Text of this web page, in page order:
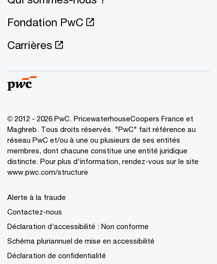
Fondation PwC
Carrières
© 2012 - 2026 PwC. PricewaterhouseCoopers France et
Maghreb. Tous droits réservés. "PwC" fait référence au
réseau PwC et/ou à une ou plusieurs de ses entités
membres, dont chacune constitue une entité juridique
distincte. Pour plus d'information, rendez-vous sur le site
www.pwc.com/structure
Alerte à la fraude
Contactez-nous
Déclaration d’accessibilité : Non conforme
Schéma pluriannuel de mise en accessibilité
Déclaration de confidentialité